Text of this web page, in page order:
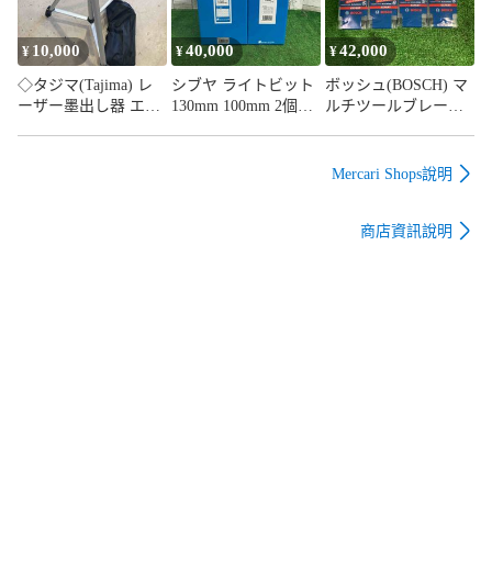
¥ 10,000
◇タジマ(Tajima) レ
ーザー墨出し器 エレ
¥40,000
シブヤ ライトビット
130mm 100mm 2個セ
¥42,000
ボッシュ(BOSCH) マ
ルチツールブレード
入り 4箱セット【町
Mercari Shops說明
商店資訊說明